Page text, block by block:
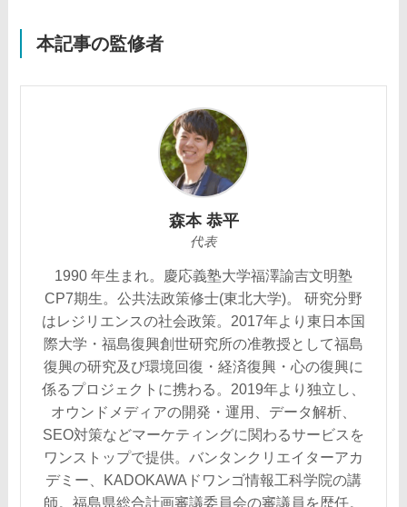
本記事の監修者
森本 恭平
代表
1990 年生まれ。慶応義塾大学福澤諭吉文明塾
CP7期生。公共法政策修士(東北大学)。 研究分野
はレジリエンスの社会政策。2017年より東日本国
際大学・福島復興創世研究所の准教授として福島
復興の研究及び環境回復・経済復興・心の復興に
係るプロジェクトに携わる。2019年より独立し、
オウンドメディアの開発・運用、データ解析、
SEO対策などマーケティングに関わるサービスを
ワンストップで提供。バンタンクリエイターアカ
デミー、KADOKAWAドワンゴ情報工科学院の講
師。福島県総合計画審議委員会の審議員を歴任。